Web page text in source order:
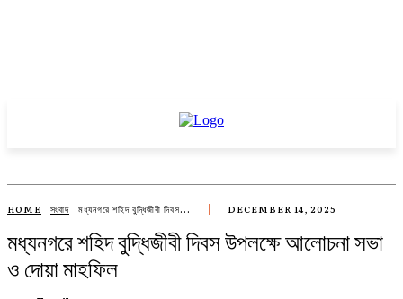
HOME সংবাদ মধ্যনগরে শহিদ বুদ্ধিজীবী দিবস... DECEMBER 14, 2025
মধ্যনগরে শহিদ বুদ্ধিজীবী দিবস উপলক্ষে আলোচনা সভা
ও দোয়া মাহফিল